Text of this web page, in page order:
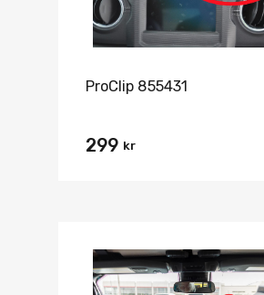
ProClip 855431
299 kr